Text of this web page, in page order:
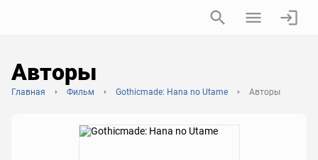
Авторы
Главная Фильм Gothicmade: Hana no Utame Авторы